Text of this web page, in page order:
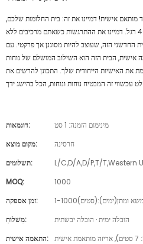
מותאם אישית! דמיינו את זה: בית החלומות שלכם,
נמסר במיכל קומפקטי וניתן להזזה של 40 רגל. דמיינו את ההתרגשות כשאתם מרכיבים ללא
הזה, שעוצב להיות מסוגנן אך פרקטי. עם
אישית, הבית הזה הוא השילוב המושלם של נוחות
את האישיות הייחודית שלך. התכונן להרשים את
דוגמאות:
מינימום הזמנה: 1 סט
מקום מוצא:
חרסינה
תשלומים:
L/C,D/A,D/P,T/T,Western
MOQ:
1000
זמן אספקה:
מִשׁלוֹחַ:
הובלה ימית · הובלה יבשתית
התאמה אישית: לוגו מותאם אישית (מינימום הזמנה: 7 סטים), אריזה מותאמת אישית